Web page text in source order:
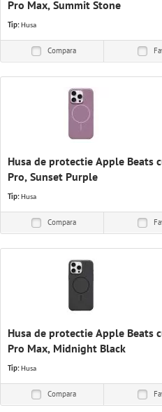
Pro Max, Summit Stone
Tip: Husa
Compara
Husa de protectie Apple Beats
Pro, Sunset Purple
Tip: Husa
Compara
Husa de protectie Apple Beats
Pro Max, Midnight Black
Tip: Husa
Compara